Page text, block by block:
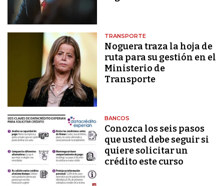
TRANSPORTE
Noguera traza la hoja de
ruta para su gestión en el
Ministerio de
Transporte
BANCOS
Conozca los seis pasos
que usted debe seguir si
quiere solicitar un
crédito este curso